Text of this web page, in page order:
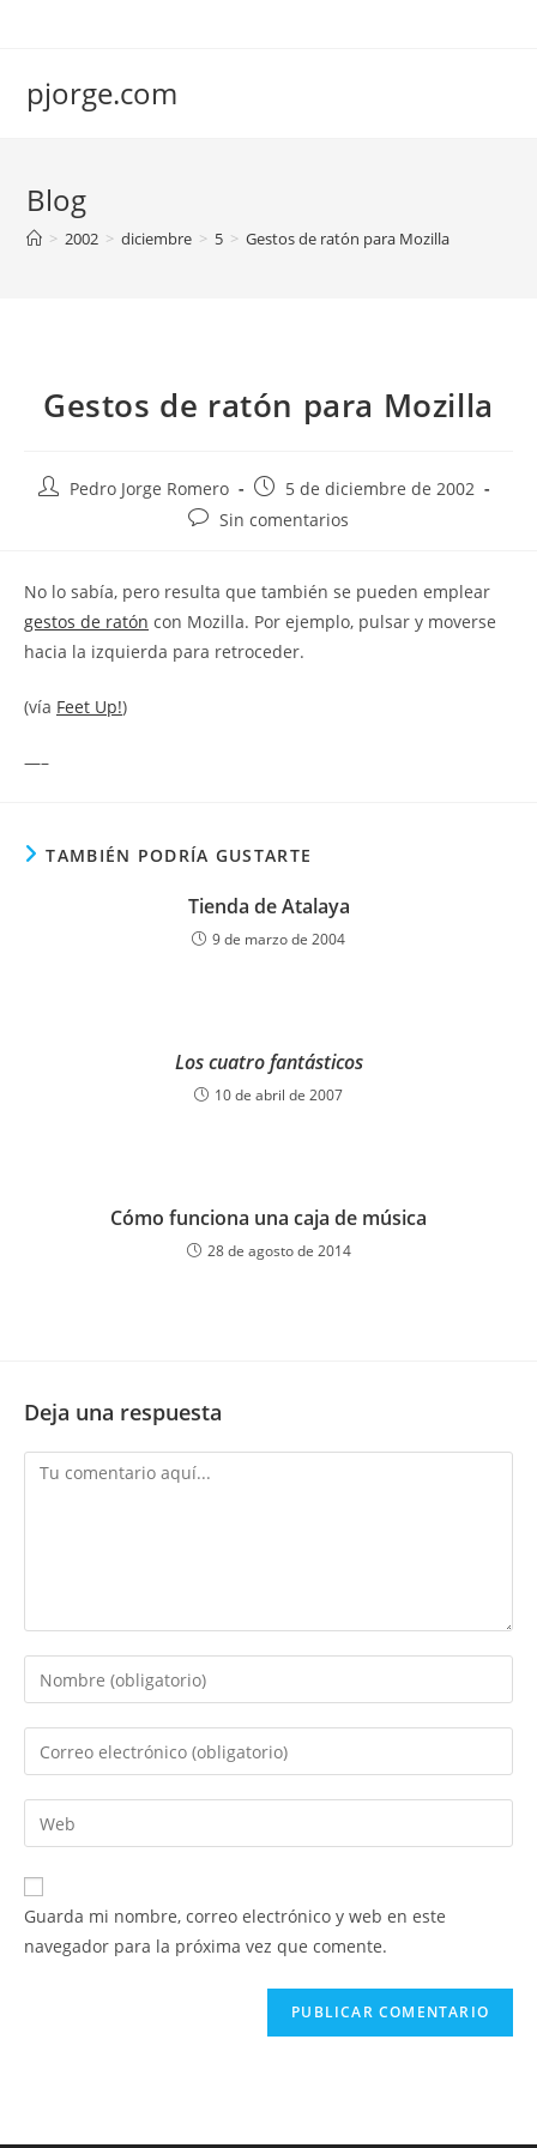
pjorge.com
Blog
> 2002 > diciembre > 5 > Gestos de ratón para Mozilla
Gestos de ratón para Mozilla
AutorPedro Jorge Romero
Publicación
de
5 de diciembre de 2002
Comentarios
entrada:
Sin comentarios
No lo sabía, pero resulta que también se pueden emplear
gestos de ratón con Mozilla. Por ejemplo, pulsar y moverse
hacia la izquierda para retroceder.
(vía Feet Up!)
—–
TAMBIÉN PODRÍA GUSTARTE
Tienda de Atalaya
9 de marzo de 2004
Los cuatro fantásticos
10 de abril de 2007
Cómo funciona una caja de música
28 de agosto de 2014
Deja una respuesta
Comentario
Introduce
tu
nombre
de
usuario
para
comentar
Introduce
tu
dirección
de
electrónico
para
comentar
Introduce
la
URL
de
Guarda mi nombre, correo electrónico y web en este
navegador para la próxima vez que comente.